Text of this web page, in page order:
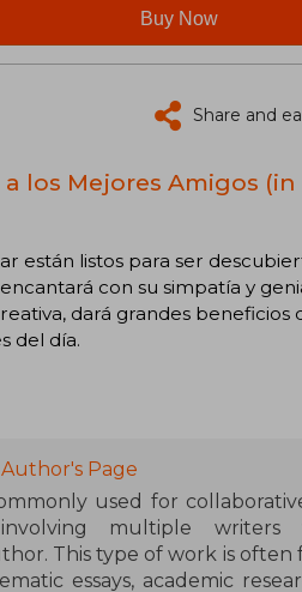
Buy Now
Share and
los Mejores Amigos (in
están listos para ser
con su simpatía y
dará grandes beneficios
del día.
Page
used for
multiple writers
This type of work is often
essays, academic